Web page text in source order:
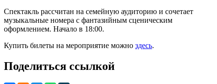
Спектакль рассчитан на семейную аудиторию и сочетает
музыкальные номера с фантазийным сценическим
оформлением. Начало в 18:00.
Купить билеты на мероприятие можно здесь.
Поделиться ссылкой